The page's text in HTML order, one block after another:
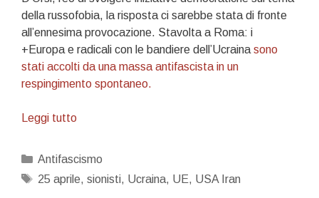
della russofobia, la risposta ci sarebbe stata di fronte
all’ennesima provocazione. Stavolta a Roma: i
+Europa e radicali con le bandiere dell’Ucraina sono
stati accolti da una massa antifascista in un
respingimento spontaneo.
Leggi tuttoSul
la
Categorie
Antifascismo
Tag
25 aprile, sionisti, Ucraina, UE, USA Iran